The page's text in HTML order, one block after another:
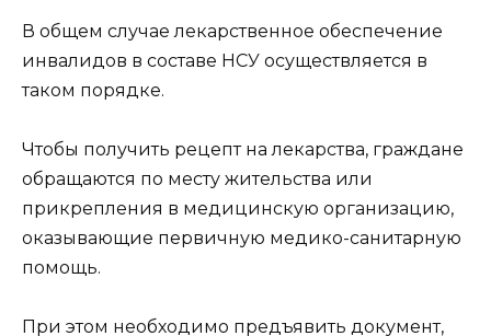
В общем случае лекарственное обеспечение
инвалидов в составе НСУ осуществляется в
таком порядке.
Чтобы получить рецепт на лекарства, граждане
обращаются по месту жительства или
прикрепления в медицинскую организацию,
оказывающие первичную медико-санитарную
помощь.
При этом необходимо предъявить документ,